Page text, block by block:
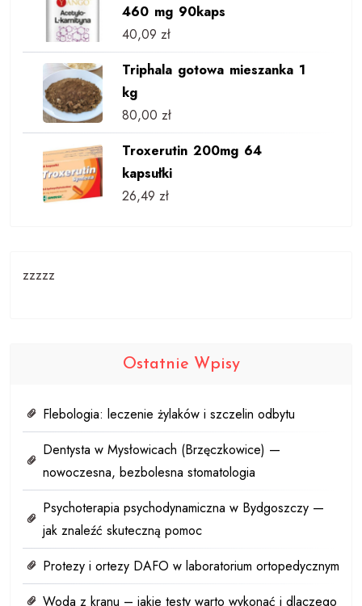
460 mg 90kaps
40,09 zł
Triphala gotowa mieszanka 1
kg
80,00 zł
Troxerutin 200mg 64
kapsułki
26,49 zł
zzzzz
Ostatnie Wpisy
Flebologia: leczenie żylaków i szczelin odbytu
Dentysta w Mysłowicach (Brzęczkowice) —
nowoczesna, bezbolesna stomatologia
Psychoterapia psychodynamiczna w Bydgoszczy —
jak znaleźć skuteczną pomoc
Protezy i ortezy DAFO w laboratorium ortopedycznym
Woda z kranu – jakie testy warto wykonać i dlaczego